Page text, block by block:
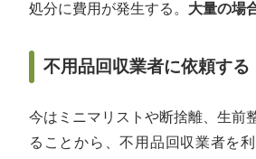
処分に費用が発生する。 大量の場
不用品回収業者に依頼する
今はミニマリストや断捨離、生前
ることから、不用品回収業者を